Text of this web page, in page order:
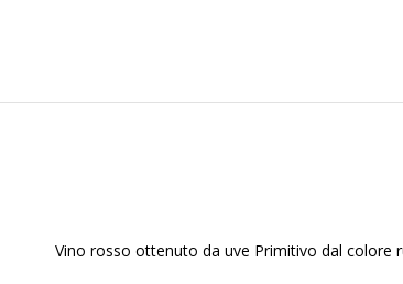
Vino rosso ottenuto da uve Primitivo dal colore